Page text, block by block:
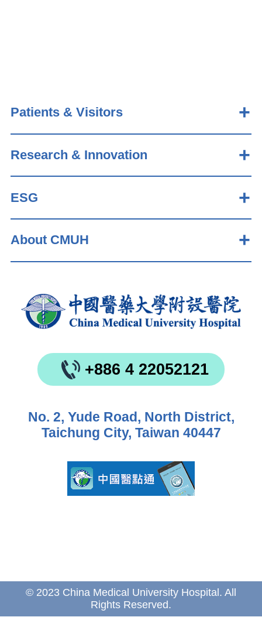
Patients & Visitors
Research & Innovation
ESG
About CMUH
+886 4 22052121
No. 2, Yude Road, North District,
Taichung City, Taiwan 40447
© 2023 China Medical University Hospital. All
Rights Reserved.